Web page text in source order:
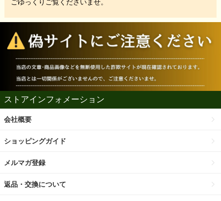
ごゆっくりご覧くださいませ。
ストアインフォメーション
会社概要
ショッピングガイド
メルマガ登録
返品・交換について